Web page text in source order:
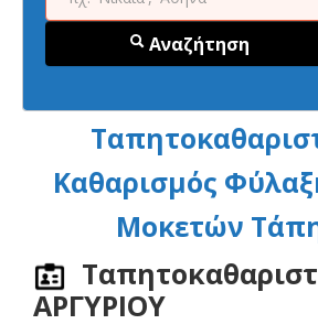
Αναζήτηση
Καθαρισμός
Μοκετών
ΑΡΓΥΡΙΟΥ